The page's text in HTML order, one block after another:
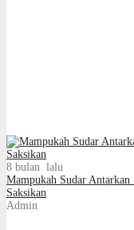
8 bulan lalu
Mampukah Sudar
Saksikan
Admin